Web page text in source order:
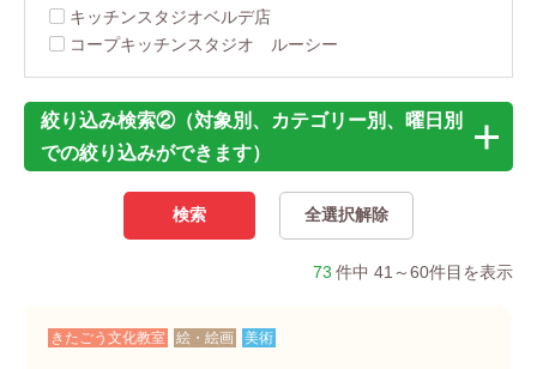
キッチンスタジオベルデ店
コープキッチンスタジオ ルーシー
絞り込み検索②（対象別、カテゴリー別、曜日別
での絞り込みができます）
73 件中 41～60件目を表示
きたごう文化教室 絵・絵画 美術